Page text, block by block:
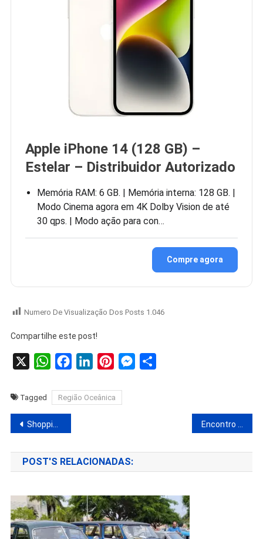
Apple iPhone 14 (128 GB) –
Estelar – Distribuidor Autorizado
Memória RAM: 6 GB. | Memória interna: 128 GB. |
Modo Cinema agora em 4K Dolby Vision de até
30 qps. | Modo ação para con…
Compre agora
Numero De Visualização Dos Posts 1.046
Compartilhe este post!
WhatsAppFacebookLinkedInPinterestMessenger
Tagged Região Oceânica
Shopping Multicenter Itaipu é ponto de arrecadação de agasalho até o dia 29 de julho.
POST'S RELACIONADAS: